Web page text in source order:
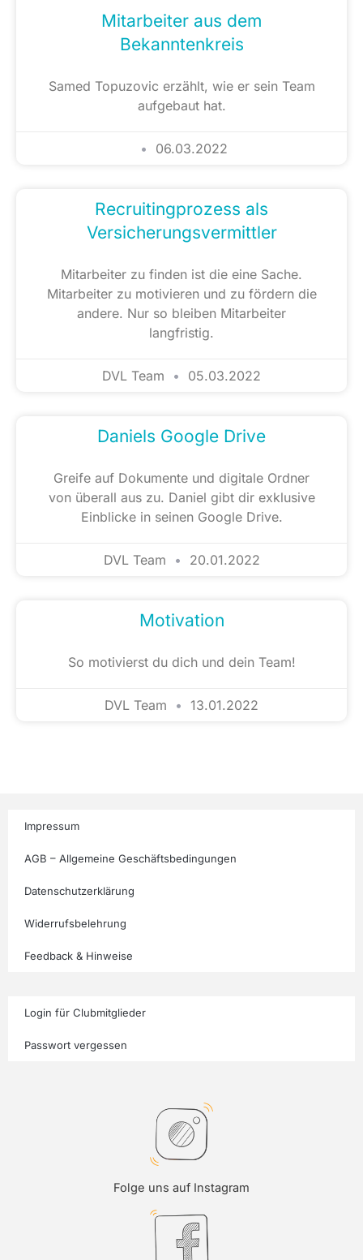
Mitarbeiter aus dem
Bekanntenkreis
Samed Topuzovic erzählt, wie er sein Team
aufgebaut hat.
06.03.2022
Recruitingprozess als
Versicherungsvermittler
Mitarbeiter zu finden ist die eine Sache.
Mitarbeiter zu motivieren und zu fördern die
andere. Nur so bleiben Mitarbeiter
langfristig.
DVL Team 05.03.2022
Daniels Google Drive
Greife auf Dokumente und digitale Ordner
von überall aus zu. Daniel gibt dir exklusive
Einblicke in seinen Google Drive.
DVL Team 20.01.2022
Motivation
So motivierst du dich und dein Team!
DVL Team 13.01.2022
Impressum
AGB – Allgemeine Geschäftsbedingungen
Datenschutzerklärung
Widerrufsbelehrung
Feedback & Hinweise
Login für Clubmitglieder
Passwort vergessen
Folge uns auf Instagram